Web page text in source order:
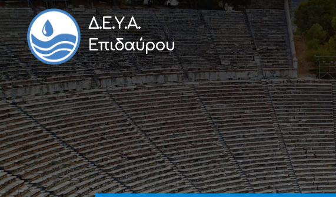
Δ.Ε.Υ.Α.
Επιδαύρου